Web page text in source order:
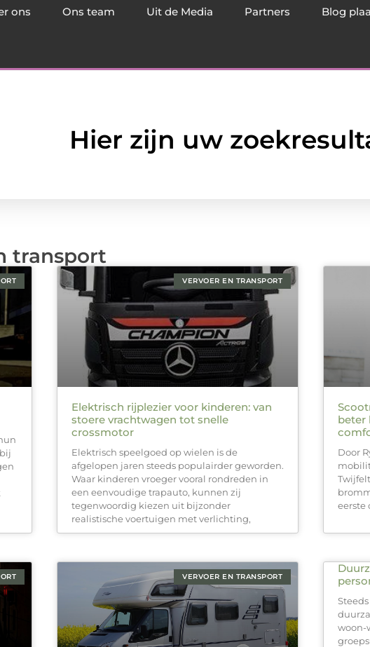
ons Ons team Uit de Media Partners Blog
Hier zijn uw
transport
VERVOER EN TRANSPORT
Elektrisch rijplezier voor kinderen: van
stoere vrachtwagen tot snelle
crossmotor
Elektrisch speelgoed op wielen is de
afgelopen jaren steeds populairder geworden.
Waar kinderen vroeger vooral rondreden in
een eenvoudige trapauto, kunnen zij
tegenwoordig kiezen uit bijzonder
realistische voertuigen met verlichting,
beter
Door
eerste
VERVOER EN TRANSPORT
woon-